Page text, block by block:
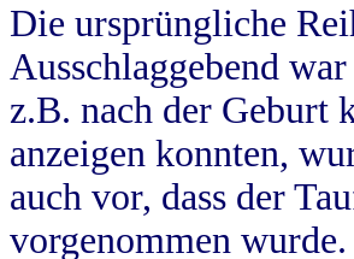
Die ursprüngliche
Ausschlaggebend
z.B. nach der Geburt
anzeigen konnten,
auch vor, dass der
vorgenommen